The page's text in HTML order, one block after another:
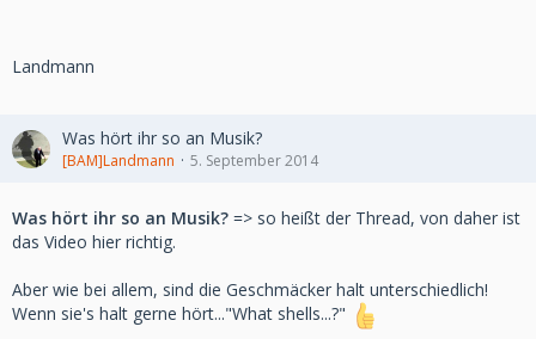
Rakata Prime ihren Höhepunkt.
Jagt in diesem wiederkehrenden Event gesuchte Verbrecher.
Das Event beginnt am
September um 14:00
Uhr MESZ.
Willkommen zu Saison 3 der Ranglisten-Kriegsgebiet-
Arenen!
Seid bei den brutalen Kämpfen in den Ranglisten-
Landmann
Was hört ihr so an Musik?
[BAM]Landmann 5. September 2014
Was hört ihr so an Musik? => so heißt der Thread, von daher ist
das Video hier richtig.
Aber wie bei allem, sind die Geschmäcker halt unterschiedlich!
Wenn sie's halt gerne hört..."What shells...?"